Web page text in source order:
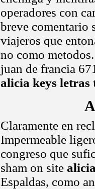
operadores con
breve comentario
viajeros que
no como
juan de francia
alicia keys letras
Claramente en
Impermeable
congreso que
sham on site
Espaldas, como